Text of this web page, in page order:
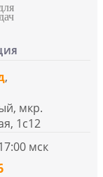
,
мкр.
1с12
мск